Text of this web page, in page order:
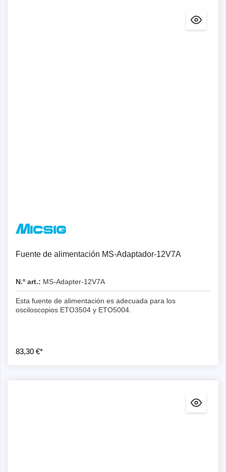
Fuente de alimentación MS-Adaptador-12V7A
N.º art.: MS-Adapter-12V7A
Esta fuente de alimentación es adecuada para los
osciloscopios ETO3504 y ETO5004.
83,30 €*